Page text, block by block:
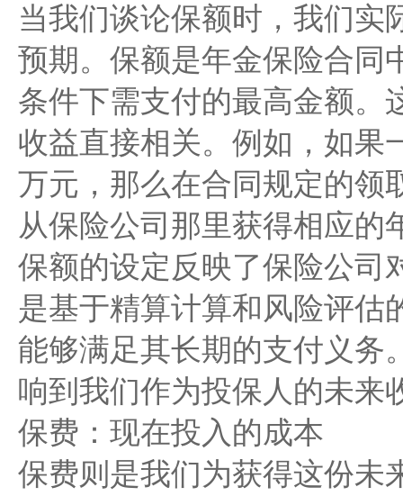
当我们谈论保额时，我们实
预期。保额是年金保险合同
条件下需支付的最高金额。
收益直接相关。例如，如果
万元，那么在合同规定的领
从保险公司那里获得相应的
保额的设定反映了保险公司
是基于精算计算和风险评估
能够满足其长期的支付义务
响到我们作为投保人的未来
保费：现在投入的成本
保费则是我们为获得这份未